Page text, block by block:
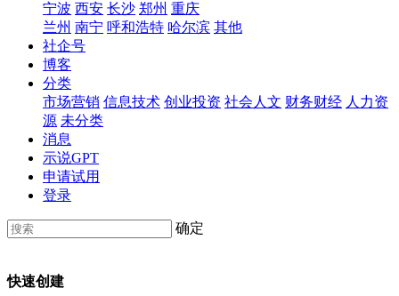
宁波 西安 长沙 郑州 重庆
兰州 南宁 呼和浩特 哈尔滨 其他
社企号
博客
分类
市场营销 信息技术 创业投资 社会人文 财务财经 人力资
源 未分类
消息
示说GPT
申请试用
登录
确定
快速创建